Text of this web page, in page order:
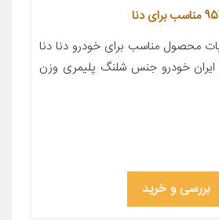
محصول مناسب برای خودرو دنا دنا
ایران خودرو جنس شلنگ پلیمری وزن
بررسی و خرید